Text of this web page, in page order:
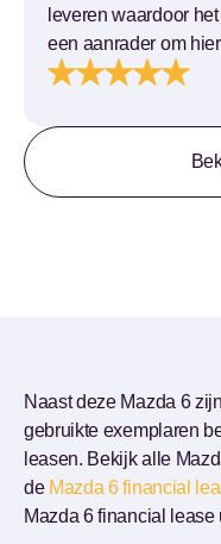
leveren waardoor
een aanrader om
Naast deze Mazda 6
gebruikte exemplaren
leasen. Bekijk alle
de Mazda 6 financial
Mazda 6 financial lease